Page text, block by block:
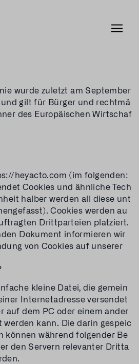
wurde zuletzt am September
gilt für Bürger und rechtmä
des Europäischen Wirtschaf
heyacto.com (im folgenden:
Cookies und ähnliche Tech
halber werden all diese unt
Cookies werden au
Drittparteien platziert.
Dokument informieren wir
von Cookies auf unserer
kleine Datei, die gemein
Internetadresse versendet
auf dem PC oder einem ander
werden kann. Die darin gespeic
können während folgender Be
den Servern relevanter Dritta